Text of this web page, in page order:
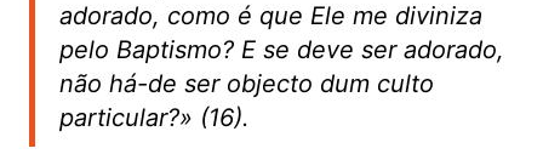
adorado, como é que Ele me diviniza
pelo Baptismo? E se deve ser adorado,
não há-de ser objecto dum culto
particular?» (16).